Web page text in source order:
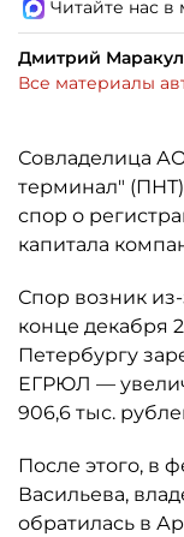
Читайте нас
Дмитрий
Все материалы
Совладелица
терминал"
спор о
капитала
Спор возник
конце декабря
Петербургу
ЕГРЮЛ —
906,6 тыс.
После этого, в
Васильева,
обратилась в